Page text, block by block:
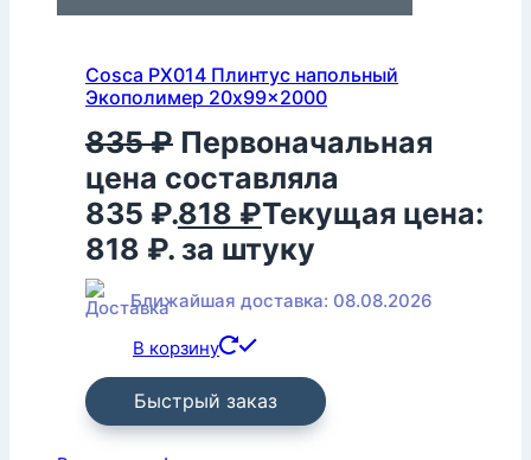
Cosca PX014 Плинтус напольный
Экополимер 20x99x2000
835₽ Первоначальная
цена составляла
835 ₽.818 ₽Текущая цена:
818 ₽. за штуку
Ближайшая доставка: 08.08.2026
В корзину
Быстрый заказ